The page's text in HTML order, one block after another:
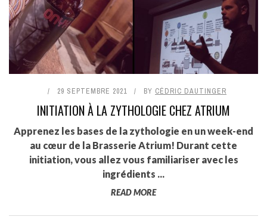
29 SEPTEMBRE 2021 BY CÉDRIC DAUTINGER
INITIATION À LA ZYTHOLOGIE CHEZ ATRIUM
Apprenez les bases de la zythologie en un week-end
au cœur de la Brasserie Atrium! Durant cette
initiation, vous allez vous familiariser avec les
ingrédients ...
READ MORE